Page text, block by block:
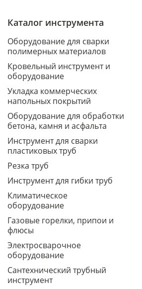
Каталог инструмента
Оборудование для сварки
полимерных материалов
Кровельный инструмент и
оборудование
Укладка коммерческих
напольных покрытий
Оборудование для обработки
бетона, камня и асфальта
Инструмент для сварки
пластиковых труб
Резка труб
Инструмент для гибки труб
Климатическое
оборудование
Газовые горелки, припои и
флюсы
Электросварочное
оборудование
Сантехнический трубный
инструмент